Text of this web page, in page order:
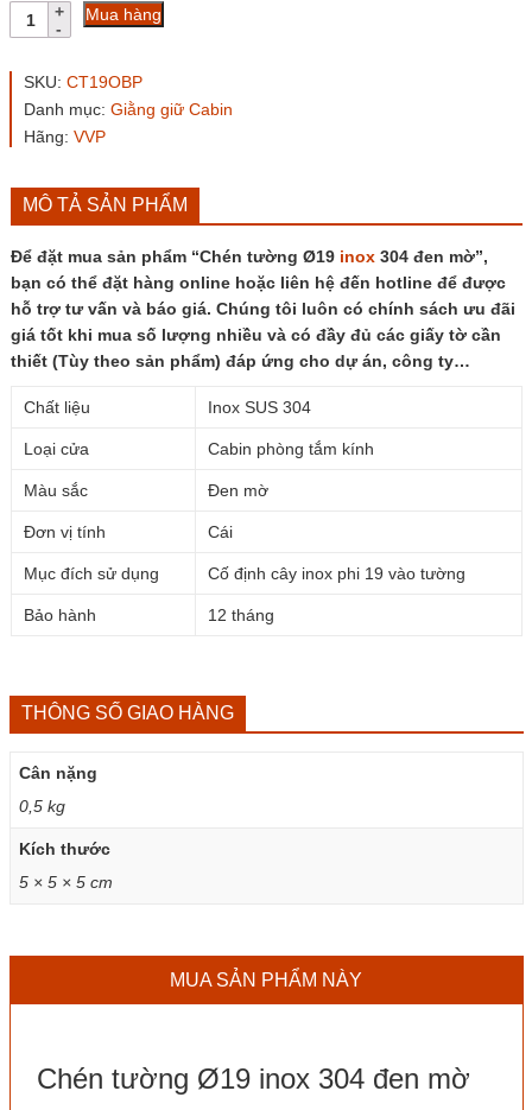
Chén
tường
inox
đen
mờ
Mua hàng
SKU: CT19OBP
Danh mục: Giằng giữ Cabin
Hãng: VVP
MÔ TẢ SẢN PHẨM
Để đặt mua sản phẩm “Chén tường Ø19 inox304 đen mờ”,
bạn có thể đặt hàng online hoặc liên hệ đến hotline để được
hỗ trợ tư vấn và báo giá. Chúng tôi luôn có chính sách ưu đãi
giá tốt khi mua số lượng nhiều và có đầy đủ các giấy tờ cần
thiết (Tùy theo sản phẩm) đáp ứng cho dự án, công ty…
Chất liệu Inox SUS 304
Loại cửa Cabin phòng tắm kính
Màu sắc Đen mờ
Đơn vị tính Cái
Mục đích sử dụng Cố định cây inox phi 19 vào tường
Bảo hành 12 tháng
THÔNG SỐ GIAO HÀNG
Cân nặng
0,5 kg
Kích thước
5 × 5 × 5 cm
MUA SẢN PHẨM NÀY
Chén tường Ø19 inox 304 đen mờ